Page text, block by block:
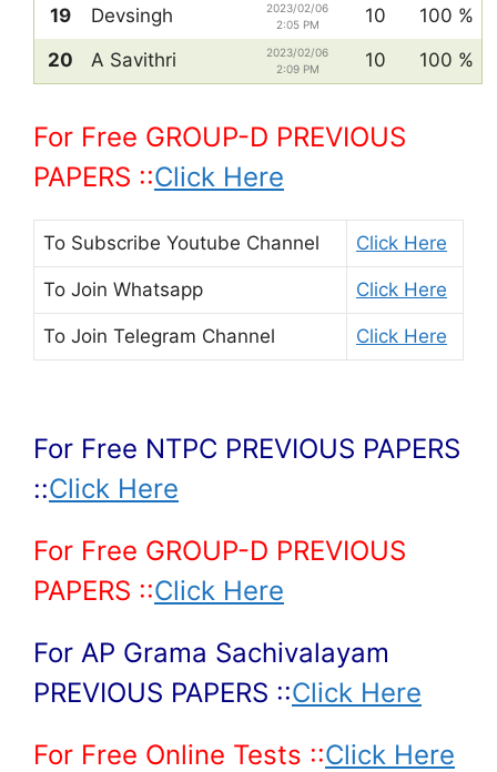
19
Devsingh
2023/02/06
2:05 PM
10
100 %
20
A Savithri
2023/02/06
2:09 PM
10 100 %
For Free GROUP-D PREVIOUS
PAPERS ::Click Here
To Subscribe Youtube Channel Click Here
To Join Whatsapp Click Here
To Join Telegram Channel Click Here
For Free NTPC PREVIOUS PAPERS
::Click Here
For Free GROUP-D PREVIOUS
PAPERS ::Click Here
For AP Grama Sachivalayam
PREVIOUS PAPERS ::Click Here
For Free Online Tests ::Click Here